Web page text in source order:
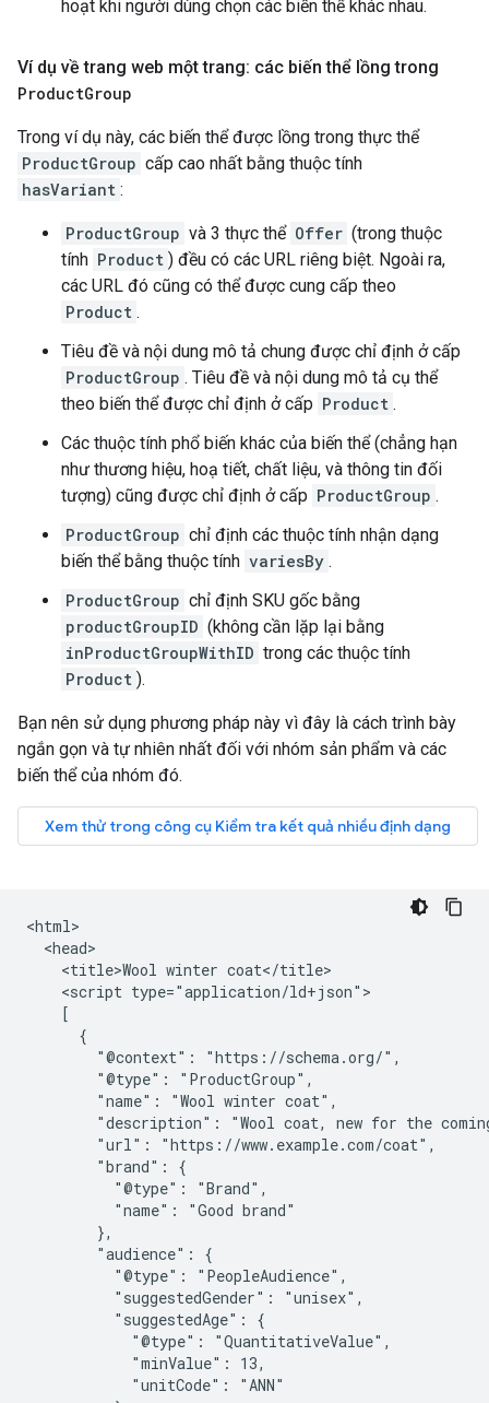
hoạt khi người dùng chọn các biến thể khác nhau.
Ví dụ về trang web một trang: các biến thể lồng trong
ProductGroup
Trong ví dụ này, các biến thể được lồng trong thực thể
ProductGroup cấp cao nhất bằng thuộc tính
hasVariant :
ProductGroup và 3 thực thể Offer (trong thuộc
tính Product ) đều có các URL riêng biệt. Ngoài ra,
các URL đó cũng có thể được cung cấp theo
Product .
Tiêu đề và nội dung mô tả chung được chỉ định ở cấp
ProductGroup . Tiêu đề và nội dung mô tả cụ thể
theo biến thể được chỉ định ở cấp Product .
Các thuộc tính phổ biến khác của biến thể (chẳng hạn
như thương hiệu, hoạ tiết, chất liệu, và thông tin đối
tượng) cũng được chỉ định ở cấp ProductGroup .
ProductGroup chỉ định các thuộc tính nhận dạng
biến thể bằng thuộc tính variesBy .
ProductGroup chỉ định SKU gốc bằng
productGroupID (không cần lặp lại bằng
inProductGroupWithID trong các thuộc tính
Product ).
Bạn nên sử dụng phương pháp này vì đây là cách trình bày
ngắn gọn và tự nhiên nhất đối với nhóm sản phẩm và các
biến thể của nhóm đó.
<html>
  <head>
    <title>Wool winter coat</title>
    <script type="application/ld+json">
    [
      {
        "@context": "https://schema.org/",
        "@type": "ProductGroup",
        "name": "Wool winter coat",
"description": "Wool coat, new for the
        "url": "https://www.example.com/coat",
        "brand": {
          "@type": "Brand",
          "name": "Good brand"
        },
        "audience": {
          "@type": "PeopleAudience",
          "suggestedGender": "unisex",
          "suggestedAge": {
            "@type": "QuantitativeValue",
            "minValue": 13,
            "unitCode": "ANN"